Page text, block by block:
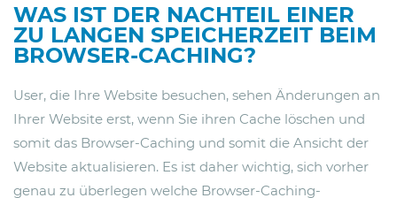
WAS IST DER NACHTEIL EINER
ZU LANGEN SPEICHERZEIT BEIM
BROWSER-CACHING?
User, die Ihre Website besuchen, sehen Änderungen an
Ihrer Website erst, wenn Sie ihren Cache löschen und
somit das Browser-Caching und somit die Ansicht der
Website aktualisieren. Es ist daher wichtig, sich vorher
genau zu überlegen welche Browser-Caching-